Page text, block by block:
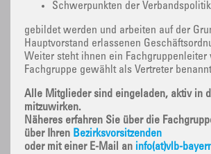
Schwerpunkten der Verbandspolitik
gebildet werden und arbeiten auf der
Hauptvorstand erlassenen
Weiter steht ihnen ein Fachgruppenleiter
Fachgruppe gewählt als Vertreter
Alle Mitglieder sind eingeladen, aktiv in
mitzuwirken.
Näheres erfahren Sie über die
über Ihren Bezirksvorsitzenden
oder mit einer E-Mail an info(at)vlb-